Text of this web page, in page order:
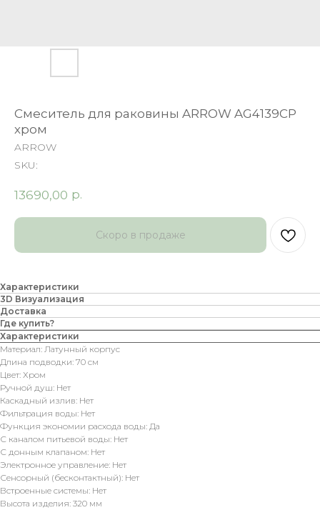
Cмеситель для раковины ARROW AG4139CP
хром
ARROW
SKU:
13690,00 р.
Характеристики
3D Визуализация
Доставка
Где купить?
Характеристики
Материал: Латунный корпус
Длина подводки: 70 см
Цвет: Хром
Ручной душ: Нет
Каскадный излив: Нет
Фильтрация воды: Нет
Функция экономии расхода воды: Да
С каналом питьевой воды: Нет
С донным клапаном: Нет
Электронное управление: Нет
Сенсорный (бесконтактный): Нет
Встроенные системы: Нет
Высота изделия: 320 мм